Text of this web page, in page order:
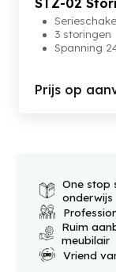
STZ-02
3 storingen
Spanning
Prijs op
One stop
onderwijs
Ruim
meubilair
Vriend